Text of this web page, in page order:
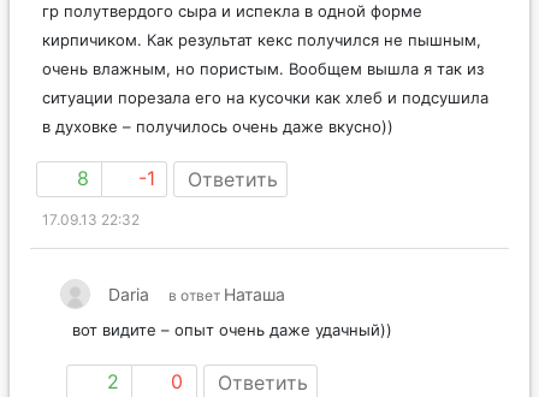
гр полутвердого сыра и испекла в одной форме
кирпичиком. Как результат кекс получился не пышным,
очень влажным, но пористым. Вообщем вышла я так из
ситуации порезала его на кусочки как хлеб и подсушила
в духовке – получилось очень даже вкусно))
8 -1 Ответить
17.09.13 22:32
Daria в ответ Наташа
вот видите – опыт очень даже удачный))
2 0 Ответить